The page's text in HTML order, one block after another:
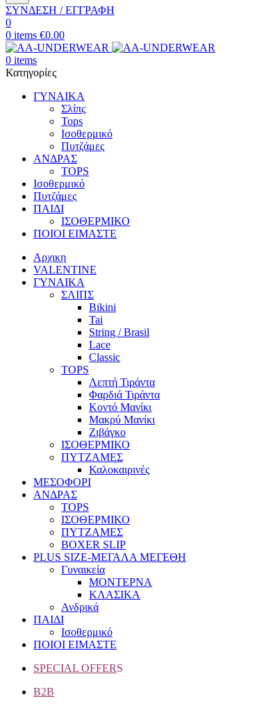
ΣΥΝΔΕΣΗ / ΕΓΓΡΑΦΗ
0
0 items €0.00
0 items
Κατηγορίες
ΓΥΝΑΙΚΑ
Σλίπς
Tops
Ισοθερμικό
Πυτζάμες
ΑΝΔΡΑΣ
TOPS
Ισοθερμικό
Πυτζάμες
ΠΑΙΔΙ
ΙΣΟΘΕΡΜΙΚΟ
ΠΟΙΟΙ ΕΙΜΑΣΤΕ
Αρχικη
VALENTINE
ΓΥΝΑΙΚΑ
ΣΛΙΠΣ
Bikini
Tai
String / Brasil
Lace
Classic
TOPS
Λεπτή Τιράντα
Φαρδιά Τιράντα
Κοντό Μανίκι
Μακρύ Μανίκι
Ζιβάγκο
ΙΣΟΘΕΡΜΙΚΟ
ΠΥΤΖΑΜΕΣ
Καλοκαιρινές
ΜΕΣΟΦΟΡΙ
ΑΝΔΡΑΣ
TOPS
ΙΣΟΘΕΡΜΙΚΟ
ΠΥΤΖΑΜΕΣ
BOXER SLIP
PLUS SIZE-ΜΕΓΑΛΑ ΜΕΓΕΘΗ
Γυναικεία
ΜΟΝΤΕΡΝΑ
ΚΛΑΣΙΚΑ
Ανδρικά
ΠΑΙΔΙ
Ισοθερμικό
ΠΟΙΟΙ ΕΙΜΑΣΤΕ
SPECIAL OFFERS
B2B